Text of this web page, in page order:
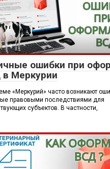
ошибки при
Меркурии
«Меркурий» часто возникают
правовыми последствиями для
субъектов. В частности,